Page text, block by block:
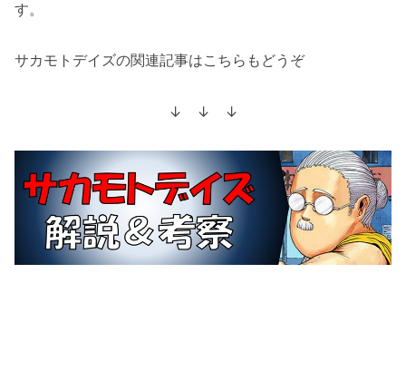
す。
サカモトデイズの関連記事はこちらもどうぞ
↓ ↓ ↓